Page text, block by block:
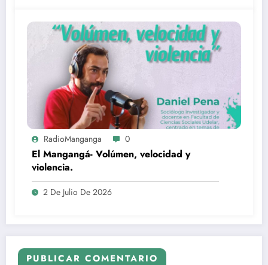
RadioManganga 0
El Mangangá- Volúmen, velocidad y
violencia.
2 De Julio De 2026
PUBLICAR COMENTARIO